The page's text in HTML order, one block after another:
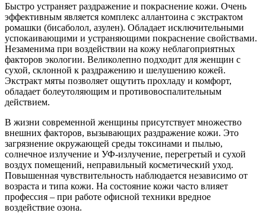
Быстро устраняет раздражение и покраснение кожи. Очень
эффективным является комплекс аллантоина с экстрактом
ромашки (бисаболол, азулен). Обладает исключительными
успокаивающими и устраняющими покраснение свойствами.
Незаменима при воздействии на кожу неблагоприятных
факторов экологии. Великолепно подходит для женщин с
сухой, склонной к раздражению и шелушению кожей.
Экстракт мяты позволяет ощутить прохладу и комфорт,
обладает болеутоляющим и противовоспалительным
действием.
В жизни современной женщины присутствует множество
внешних факторов, вызывающих раздражение кожи. Это
загрязнение окружающей среды токсинами и пылью,
солнечное излучение и УФ-излучение, перегретый и сухой
воздух помещений, неправильный косметический уход.
Повышенная чувствительность наблюдается независимо от
возраста и типа кожи. На состояние кожи часто влияет
профессия – при работе офисной техники вредное
воздействие озона.